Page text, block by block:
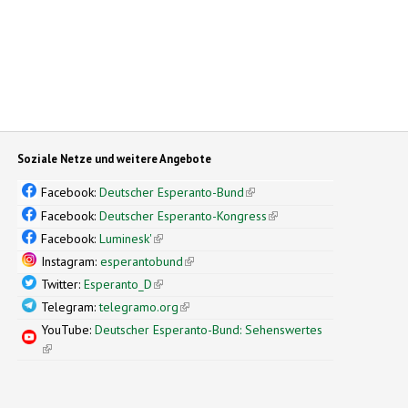
Soziale Netze und weitere Angebote
Facebook:Deutscher Esperanto-Bund(link is external)
Facebook:Deutscher Esperanto-Kongress(link is external)
Facebook:Luminesk'(link is external)
Instagram:esperantobund(link is external)
Twitter:Esperanto_D(link is external)
Telegram:telegramo.org(link is external)
YouTube:Deutscher Esperanto-Bund: Sehenswertes
(link is external)